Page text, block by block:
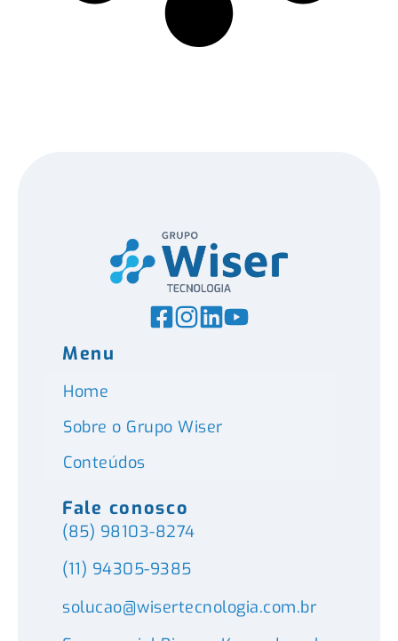
Menu
Home
Sobre o Grupo Wiser
Conteúdos
Fale conosco
(85) 98103-8274
(11) 94305-9385
solucao@wisertecnologia.com.br